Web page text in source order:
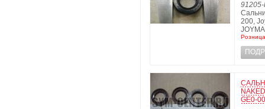
200,
GE0-